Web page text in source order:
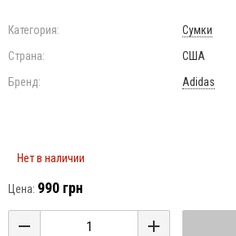
Категория:
Сумки
Страна:
США
Бренд:
Adidas
Нет в наличии
Цена: 990 грн